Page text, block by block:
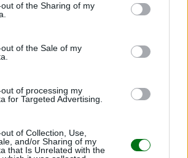
of the Sharing of my
of the Sale of my
of processing my
for Targeted Advertising.
of Collection, Use,
and/or Sharing of my
that Is Unrelated with the
sueño para los peques!
para pintar
seres fantásticos y fascinantes que
¡Descarga estas 10 plantillas de
y colorear de sirenas y
con tu hijo!